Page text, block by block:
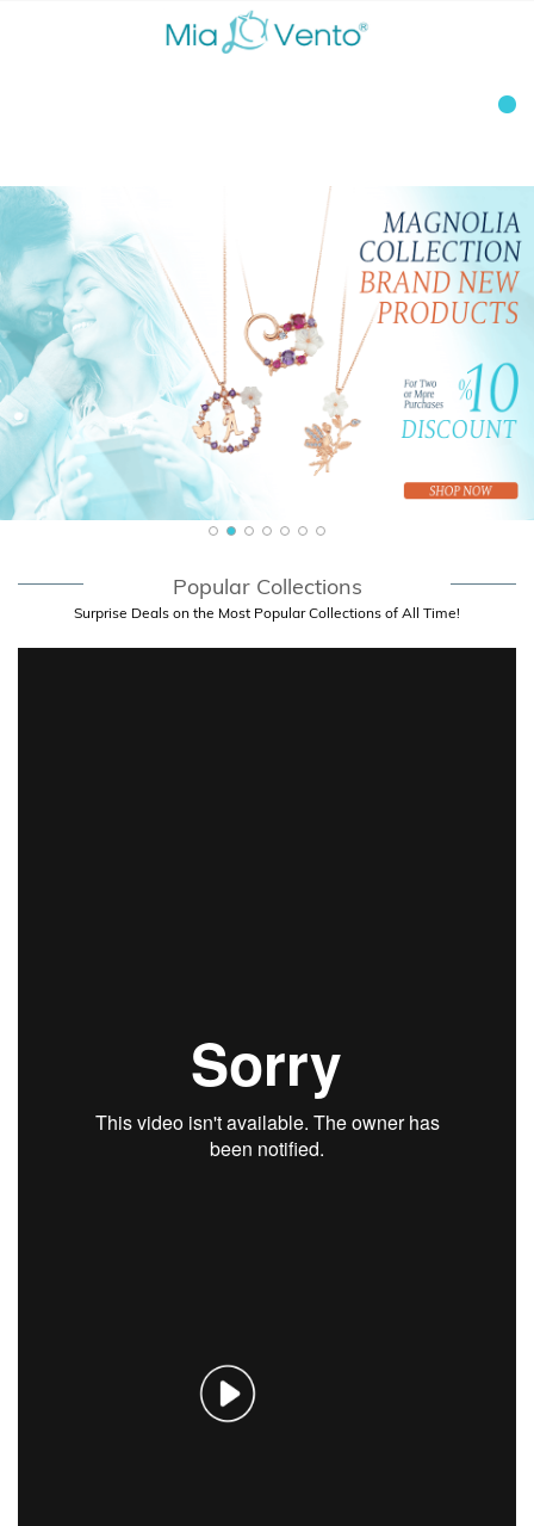
Popular Collections
Surprise Deals on the Most Popular Collections of All Time!